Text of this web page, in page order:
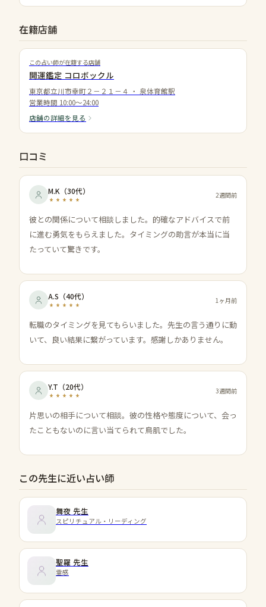
在籍店舗
この占い師が在籍する店舗
開運鑑定 コロボックル
東京都立川市幸町２－２１－４ ・ 泉体育館駅
営業時間 10:00〜24:00
店舗の詳細を見る
口コミ
M.K （30代） 2週間前
彼との関係について相談しました。的確なアドバイスで前
に進む勇気をもらえました。タイミングの助言が本当に当
たっていて驚きです。
A.S （40代） 1ヶ月前
転職のタイミングを見てもらいました。先生の言う通りに動
いて、良い結果に繋がっています。感謝しかありません。
Y.T （20代） 3週間前
片思いの相手について相談。彼の性格や態度について、会っ
たこともないのに言い当てられて鳥肌でした。
この先生に近い占い師
舞夜 先生
スピリチュアル・リーディング
聖羅 先生
霊感